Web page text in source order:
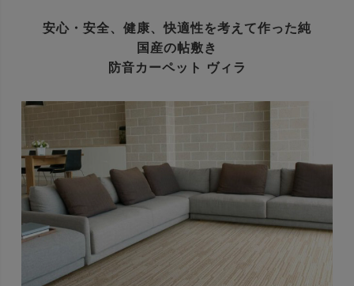
安心・安全、健康、快適性を考えて作った純
国産の帖敷き
防音カーペット ヴィラ